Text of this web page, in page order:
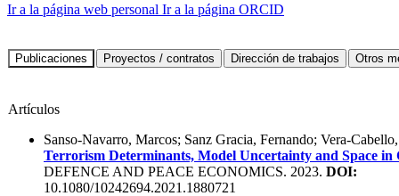
Ir a la página web personal Ir a la página ORCID
Artículos
Sanso-Navarro, Marcos; Sanz Gracia, Fernando; Vera-
Terrorism Determinants, Model Uncertainty and Space in
DEFENCE AND PEACE ECONOMICS. 2023. DOI:
10.1080/10242694.2021.1880721